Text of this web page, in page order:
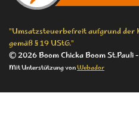
m
"Umsatzsteuerbefreit aufgrund der
gemäß § 19 UStG."
© 2026 Boom Chicka Boom St.Pauli
Mit Unterstützung vonWebador